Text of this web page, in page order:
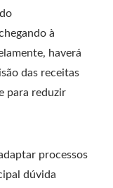
à
haverá
das receitas
para reduzir
processos
dúvida